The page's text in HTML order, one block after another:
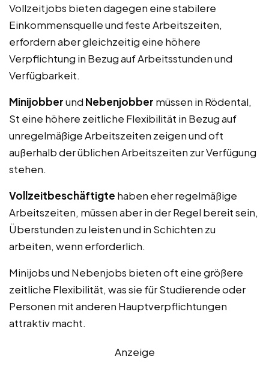
Vollzeitjobs bieten dagegen eine stabilere
Einkommensquelle und feste Arbeitszeiten,
erfordern aber gleichzeitig eine höhere
Verpflichtung in Bezug auf Arbeitsstunden und
Verfügbarkeit.
Minijobberund Nebenjobber müssen in Rödental,
St eine höhere zeitliche Flexibilität in Bezug auf
unregelmäßige Arbeitszeiten zeigen und oft
außerhalb der üblichen Arbeitszeiten zur Verfügung
stehen.
Vollzeitbeschäftigte haben eher regelmäßige
Arbeitszeiten, müssen aber in der Regel bereit sein,
Überstunden zu leisten und in Schichten zu
arbeiten, wenn erforderlich.
Minijobs und Nebenjobs bieten oft eine größere
zeitliche Flexibilität, was sie für Studierende oder
Personen mit anderen Hauptverpflichtungen
attraktiv macht.
Anzeige